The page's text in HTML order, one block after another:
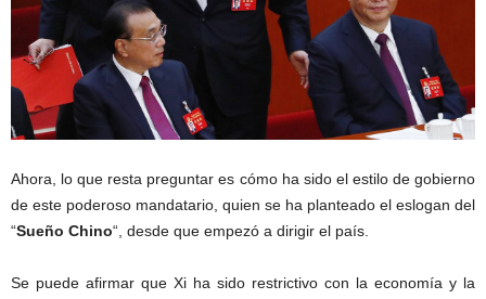
Ahora, lo que resta preguntar es cómo ha sido el estilo de gobierno
de este poderoso mandatario, quien se ha planteado el eslogan del
“Sueño Chino“, desde que empezó a dirigir el país.
Se puede afirmar que Xi ha sido restrictivo con la economía y la